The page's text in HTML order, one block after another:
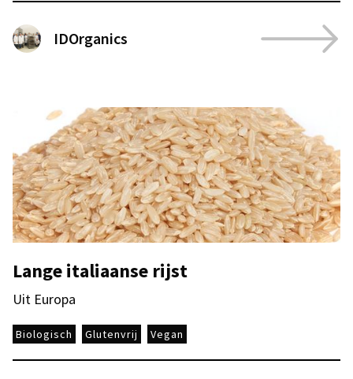
IDOrganics
Lange italiaanse rijst
Uit Europa
Biologisch Glutenvrij Vegan